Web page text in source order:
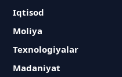
Iqtisod
Moliya
Texnologiyalar
Madaniyat